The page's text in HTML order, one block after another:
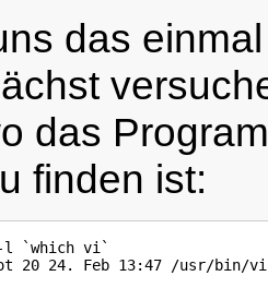
das
das
finden ist:
l `which vi`